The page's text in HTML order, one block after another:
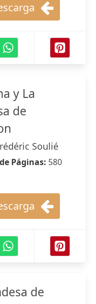
y La
de
Soulié
Páginas: 580
de